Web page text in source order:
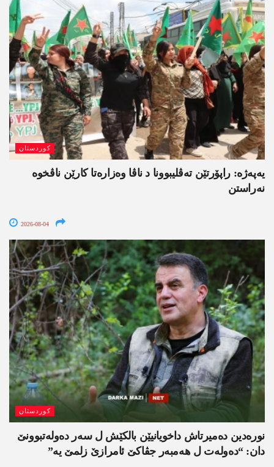
کوردستان
یەپەژە: راپۆرتێن تەڤلیبوونا د ناڤا وەزارەتا کارێن ناڤخوە
نەراستن
2026-08-04
کوردستان
نورەدین دەمیرتاش داخویانیێن بالکێش ل سەر دەولەتبوونێ
دان: “دەولەت ل ھەمبەر جڤاکێ ئامرازێ زلمێ یە”